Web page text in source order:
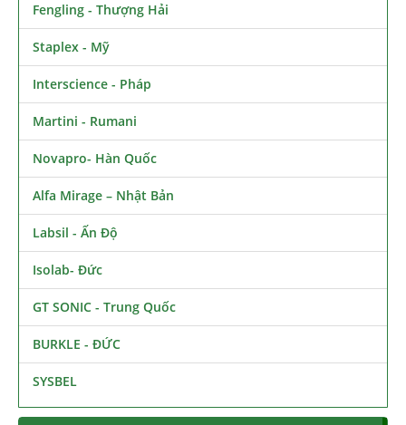
Fengling - Thượng Hải
Staplex - Mỹ
Interscience - Pháp
Martini - Rumani
Novapro- Hàn Quốc
Alfa Mirage – Nhật Bản
Labsil - Ấn Độ
Isolab- Đức
GT SONIC - Trung Quốc
BURKLE - ĐỨC
SYSBEL